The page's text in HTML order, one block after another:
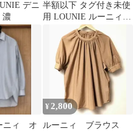
デニ 半額以下 タグ付き未使
用 LOUNIE ルーニィ
ノースリーブ カットソ
ニィ オ
¥ 2,800
ルーニィ ブラウス